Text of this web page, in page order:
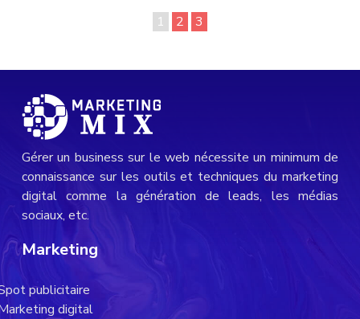
1 2 3
Gérer un business sur le web nécessite un minimum de
connaissance sur les outils et techniques du marketing
digital comme la génération de leads, les médias
sociaux, etc.
Marketing
publicitaire
digital